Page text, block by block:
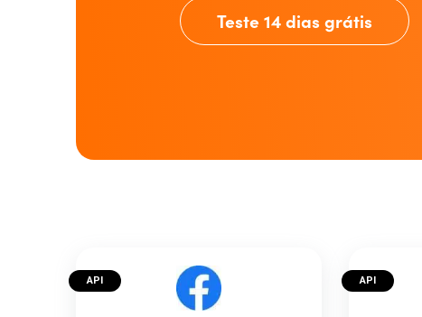
Teste 14 dias grátis
API API